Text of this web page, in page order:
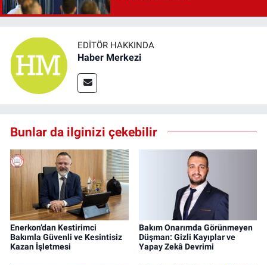
EDITÖR HAKKINDA
Haber Merkezi
Bunlar da ilginizi çekebilir
Enerkon’dan Kestirimci
Bakımla Güvenli ve Kesintisiz
Kazan İşletmesi
Bakım Onarımda Görünmeyen
Düşman: Gizli Kayıplar ve
Yapay Zekâ Devrimi